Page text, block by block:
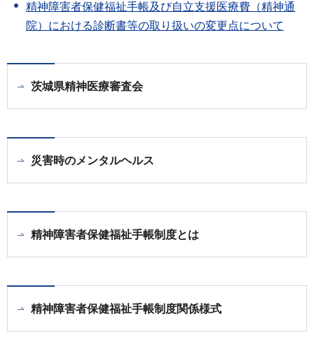
精神障害者保健福祉手帳及び自立支援医療費（精神通
院）における診断書等の取り扱いの変更点について
茨城県精神医療審査会
災害時のメンタルヘルス
精神障害者保健福祉手帳制度とは
精神障害者保健福祉手帳制度関係様式